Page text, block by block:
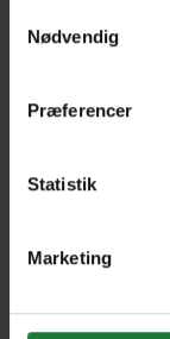
Nødvendig
Præferencer
Statistik
Marketing
June/July 2022
24 Issue 1